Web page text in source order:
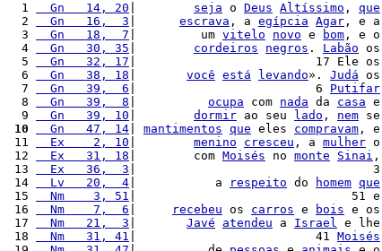
  1
  Gn   14, 20
seja o Deus Altíssimo , que
  2
  Gn   16,  3
escrava , a egípcia Agar , e a
  3
  Gn   18,  7
|         um vitelo novo e bom , e o
  4
  Gn   30, 35
cordeiros negros . Labão os
  5
  Gn   32, 17
|                         17 Ele os
  6
  Gn   38, 18
você está levando». Judá os
  7
  Gn   39,  6
|                         6 Putifar
  8
  Gn   39,  8
ocupa com nada da casa e
  9
  Gn   39, 10
dormir ao seu lado , nem se
10
  Gn   47, 14
mantimentos que eles compravam , e
11
  Ex    2, 10
menino cresceu , a mulher o
12
  Ex   31, 18
|        com Moisés no monte Sinai ,
13
  Ex   36,  3
|                                 3
14
  Lv   20,  4
|           a respeito do homem que
15
  Nm    3, 51
|                              51 e
16
  Nm    7,  6
recebeu os carros e bois e os
17
  Nm   21,  3
Javé atendeu a Israel e lhe
18
  Nm   31, 41
|                         41 Moisés